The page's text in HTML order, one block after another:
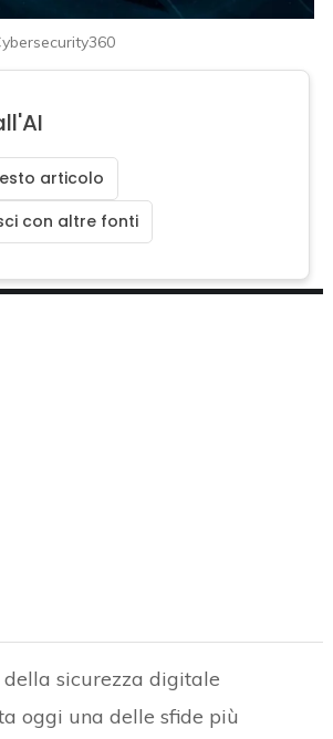
articolo
con altre fonti
della sicurezza digitale
oggi una delle sfide più